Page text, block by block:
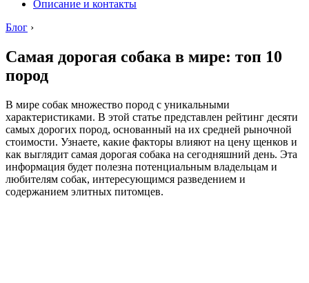
Описание и контакты
Блог ›
Самая дорогая собака в мире: топ 10
пород
В мире собак множество пород с уникальными
характеристиками. В этой статье представлен рейтинг десяти
самых дорогих пород, основанный на их средней рыночной
стоимости. Узнаете, какие факторы влияют на цену щенков и
как выглядит самая дорогая собака на сегодняшний день. Эта
информация будет полезна потенциальным владельцам и
любителям собак, интересующимся разведением и
содержанием элитных питомцев.